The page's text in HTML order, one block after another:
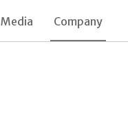
Media Company